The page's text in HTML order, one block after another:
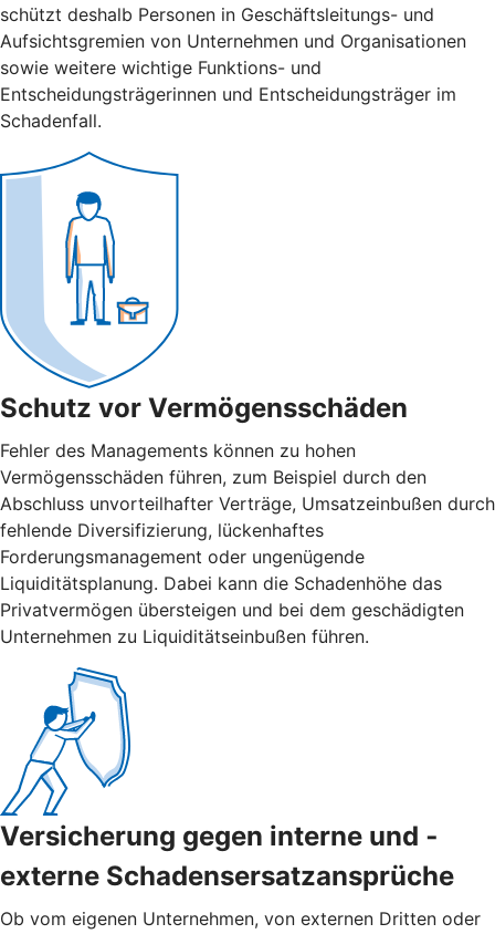
schützt deshalb Personen in Geschäftsleitungs- und
Aufsichtsgremien von Unternehmen und Organisationen
sowie weitere wichtige Funktions- und
Entscheidungsträgerinnen und Entscheidungsträger im
Schadenfall.
Schutz vor Vermögensschäden
Fehler des Managements können zu hohen
Vermögensschäden führen, zum Beispiel durch den
Abschluss unvorteilhafter Verträge, Umsatzeinbußen durch
fehlende Diversifizierung, lückenhaftes
Forderungsmanagement oder ungenügende
Liquiditätsplanung. Dabei kann die Schadenhöhe das
Privatvermögen übersteigen und bei dem geschädigten
Unternehmen zu Liquiditätseinbußen führen.
Versicherung gegen interne und ­
externe ­Schadensersatzansprüche
Ob vom eigenen Unternehmen, von externen Dritten oder